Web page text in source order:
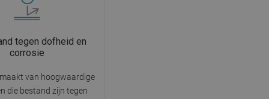
tegen dofheid en
corrosie
van hoogwaardige
die bestand zijn tegen